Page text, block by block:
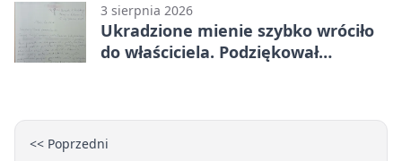
3 sierpnia 2026
Ukradzione mienie szybko wróciło
do właściciela. Podziękował
<< Poprzedni